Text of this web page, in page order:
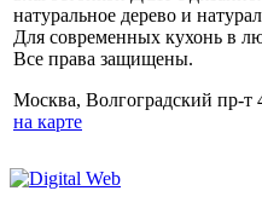
натуральное дерево и
Для современных кухонь в
Все права защищены.
Москва, Волгоградский пр-т
на карте